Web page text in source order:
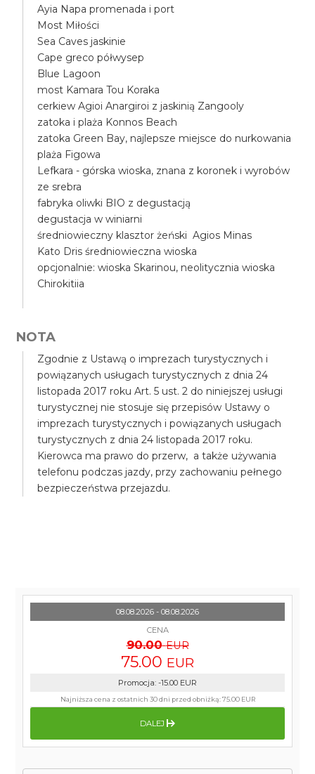
Ayia Napa promenada i port
Most Miłości
Sea Caves jaskinie
Cape greco półwysep
Blue Lagoon
most Kamara Tou Koraka
cerkiew Agioi Anargiroi z jaskinią Zangooly
zatoka i plaża Konnos Beach
zatoka Green Bay, najlepsze miejsce do nurkowania
plaża Figowa
Lefkara - górska wioska, znana z koronek i wyrobów
ze srebra
fabryka oliwki BIO z degustacją
degustacja w winiarni
średniowieczny klasztor żeński Agios Minas
Kato Dris średniowieczna wioska
opcjonalnie: wioska Skarinou, neolitycznia wioska
Chirokitiia
NOTA
Zgodnie z Ustawą o imprezach turystycznych i
powiązanych usługach turystycznych z dnia 24
listopada 2017 roku Art. 5 ust. 2 do niniejszej usługi
turystycznej nie stosuje się przepisów Ustawy o
imprezach turystycznych i powiązanych usługach
turystycznych z dnia 24 listopada 2017 roku.
Kierowca ma prawo do przerw, a także używania
telefonu podczas jazdy, przy zachowaniu pełnego
bezpieczeństwa przejazdu.
08.08.2026 - 08.08.2026
CENA
90.00 EUR
75.00 EUR
Promocja: -15.00 EUR
Najniższa cena z ostatnich 30 dni przed obniżką:75.00 EUR
DALEJ